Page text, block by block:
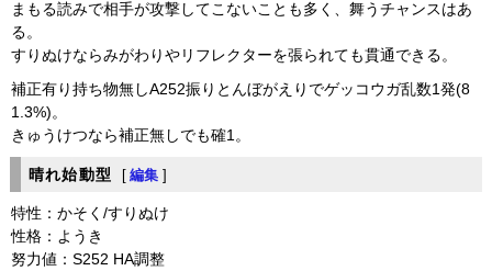
まもる読みで相手が攻撃してこないことも多く、舞うチャンスはあ
る。
すりぬけならみがわりやリフレクターを張られても貫通できる。
補正有り持ち物無しA252振りとんぼがえりでゲッコウガ乱数1発(8
1.3%)。
きゅうけつなら補正無しでも確1。
晴れ始動型 [ 編集 ]
特性：かそく/すりぬけ
性格：ようき
努力値：S252 HA調整